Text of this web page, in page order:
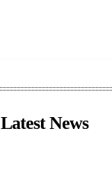
Latest News